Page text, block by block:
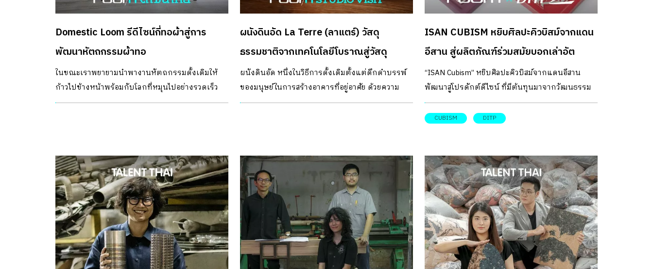
วาดรูปไปซะหมดเลย” “แต่ในทางตรงกันข้าม เราก็มี
เกี่ยวข้อง อย่างเรื่องนึงในความทรงจำก็คือการที่ไนซ์
วาดชุดนักเรียนสีดำไปส่งงานคุณครูตอนเด็กๆ
คุณครูก็บอกว่าจะให้ดาวเพิ่มนะ ถ้าลบสีดำออกจาก
ชุดนักเรียน เราก็ไม่เข้าใจ เกิดเป็นคำถามว่า ทำไม
ชุดนักเรียนมันจะเป็นสีดำไม่ได้ล่ะ? มันอาจเปื้อนดิน?
นี้เองที่ทำให้ไนซ์เริ่มต้นค้นหาคำตอบ เรียนรู้ และ
ทดลองเกี่ยวกับการวาดภาพ […]
Innovation Center […]
เร็กเตอร์ พอมีเวลาว่าง ผมมักหาพื้นที่แสดงออกด้าน
นั้นผมสนใจงานปั้นเป็นพิเศษ แต่อย่างเซรามิกเราก็
พอเข้าใจกระบวนการอยู่แล้ว เพียงแต่ไม่มีทักษะ ก็
เลยลองหาวัสดุที่ทำงานง่ายกว่านั้น” เมื่อโจทย์เริ่มต้น
คืองานอดิเรก คุณวิทยาจึงเลือกทำงานปั้นด้วยวัสดุที่
หาง่ายใกล้ตัวอย่างกระดาษใช้แล้วหลากหลายชนิด
ต่าง ๆ หลังจากลองผิดลองถูก และสนุกกับงาน
“ย้อนกลับไปตอนนั้นเราไม่ได้คิดหรอกว่าทำแล้วจะ
ขายได้ เพราะเราไม่ได้ตั้งใจสร้างสรรค์เพื่อการตลาด
ไม่ได้โฟกัสเลยว่าคนซื้อจะชอบอะไร เราแค่ทำในแบบ
ที่เราชอบไปเรื่อย ๆ พองานเริ่มเยอะเลยลองเอาไปวาง
ขายดู ที่แรกเป็นตลาดกลางคืน […]
Domestic Loom รีดีไซน์กี่ทอผ้าสู่การ
พัฒนาหัตถกรรมผ้าทอ
ในขณะเราพยายามนำพางานหัตถกรรมดั้งเดิมให้
ก้าวไปข้างหน้าพร้อมกับโลกที่หมุนไปอย่างรวดเร็ว
แต่นอกเหนือไปจากการสร้างสรรค์ผลิตภัณฑ์รูป
ไม่แพ้กัน Domestic Loom คือกี่ทอผ้าดีไซน์ใหม่ ที่
ชวนให้เราหันกลับมามองต้นทางของงานหัตถกรรม
สิ่งทออีกครั้ง Domestic Loom กี่ทอผ้าฝีมือการ
ออกแบบของ คุณพิบูลย์ อมรจิรพร สถาปนิกและนัก
ออกแบบจาก Plural Designs ถือเป็นตัวแทนบอกเล่า
ความเป็นไปได้ใหม่ในการ “รีดีไซน์” เครื่องไม้เครื่อง
มือเบื้องหลังงานหัตถกรรมสิ่งทอ ให้ตอบโจทย์ยุคสมัย
และสอดคล้องกับวิถีชีวิตของช่างผีมือยุคใหม่ได้ดียิ่ง
ผนังดินอัด La Terre (ลาแตร์) วัสดุ
ธรรมชาติจากเทคโนโลยีโบราณสู่วัสดุ
สถาปัตยกรรมโมเดิร์น
ผนังดินอัด หนึ่งในวิธีการดั้งเดิมตั้งแต่ดึกดำบรรพ์
ของมนุษย์ในการสร้างอาคารที่อยู่อาศัย ด้วยความ
สนใจในความเป็นธรรมชาติทั้งความงามและในแง่
ก่อสร้างนานาชาติ CRA-Terre ซึ่งเป็นที่ปรึกษาของ
องค์การ Unesco และดูแลหลักสูตร Post Master in
Earth Architecture ณ โรงเรียนสถาปัตยกรรมชั้นสูง
เมืองGrenoble ประเทศฝรั่งเศส (Ecole Nationale
Superieure D’architecture De Grenoble, France)
และในวันนี้ room Magazine ก็ได้ขอมาเยี่ยมเยือน
ออฟฟิศของสถาปนิกผู้เชี่ยวชาญในทาง “ดิน” ที่เรียก
ได้ว่าเป็นหนึ่งเดียวในไทยคนนี้กันเลยทีเดียว เริ่มต้น
ISAN CUBISM หยิบศิลปะคิวบิสม์จากแดน
อีสาน สู่ผลิตภัณฑ์ร่วมสมัยบอกเล่าอัต
ลักษณ์ไทย
“ISAN Cubism” หยิบศิลปะคิวบิสม์จากแดนอีสาน
พัฒนาสู่โปรดักต์ดีไซน์ ที่มีต้นทุนมาจากวัฒนธรรม
การทอผ้าลายขิด งานไม้ และฮูปแต้มในสิม เพื่อบอก
เล่าภูมิปัญญาชาวบ้านที่น่าทึ่ง ในการสร้างสรรค์
ดร.ขาม จาตุรงคกุล และ ผศ.ดร. ณัฏฐพงศ์ พรหม
พงศธร ภายใต้แบรนด์ ISAN Cubism หนึ่งในแบรนด์
ไทยจากโครงการ Talent Thai โดย DITP หรือ กรม
ส่งเสริมการค้าระหว่างประเทศ กระทรวงพาณิชย์ จุด
เริ่มต้น ดร.ขาม จาตุรงคกุล และ ผศ.ดร. ณัฏฐพงศ์
พรหมพงศธร ทั้งคู่คืออาจารย์ผู้สอนด้าน Industrial
design สาขาวิชาการออกแบบอุตสาหกรรม คณะ
สถาปัตยกรรมศาสตร์ มหาวิทยาลัยขอนแก่น จาก
CUBISM DITP